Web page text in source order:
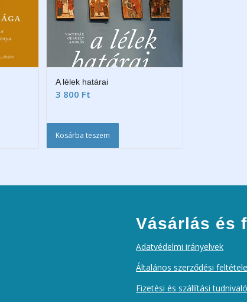
A lélek határai
3 800 Ft
Kosárba teszem
Vásárlás és
Adatvédelmi irányelvek
Általános szerződési
Fizetési és szállítási